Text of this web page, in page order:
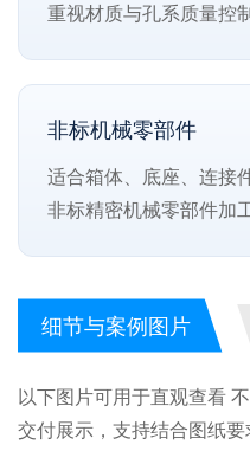
重视材质与孔系质量控制
非标机械零部件
适合箱体、底座、连接
非标精密机械零部件加工
细节与案例图片
以下图片可用于直观查看
交付展示，支持结合图纸